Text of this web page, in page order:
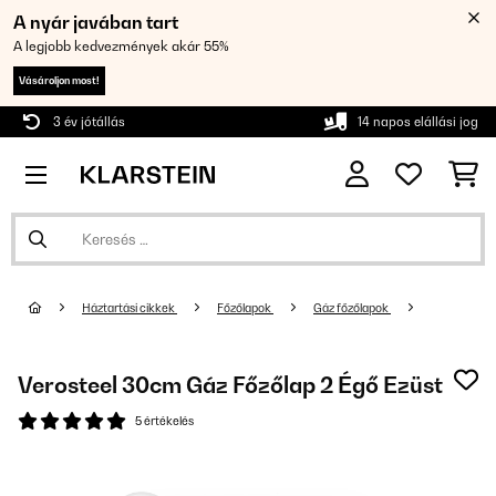
A nyár javában tart
A legjobb kedvezmények akár 55%
Vásároljon most!
3 év jótállás 14 napos elállási jog
Háztartási cikkek Főzőlapok Gáz főzőlapok
Verosteel 30cm Gáz Főzőlap 2 Égő Ezüst
5 értékelés